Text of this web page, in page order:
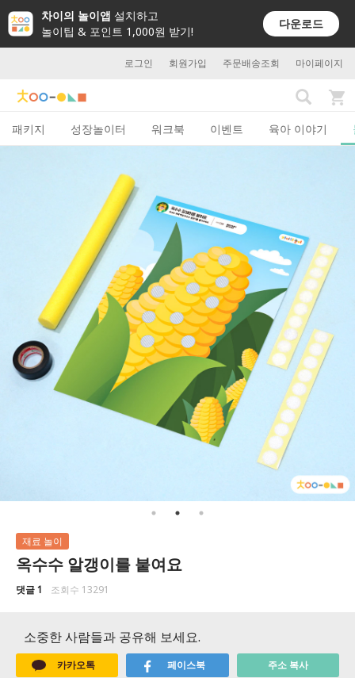
차이의 놀이앱 설치하고
놀이팁 & 포인트 1,000원 받기!
다운로드
로그인 회원가입 주문배송조회 마이페이지
패키지 성장놀이터 워크북 이벤트 육아 이야기
재료 놀이
옥수수 알갱이를 붙여요
댓글 1 조회수 13291
소중한 사람들과 공유해 보세요.
카카오톡 페이스북 주소 복사